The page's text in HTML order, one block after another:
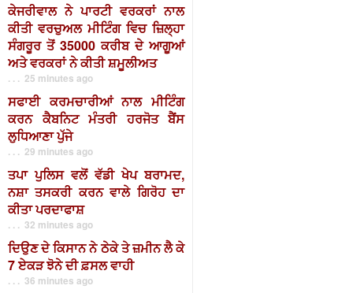
ਕੇਜਰੀਵਾਲ ਨੇ ਪਾਰਟੀ ਵਰਕਰਾਂ ਨਾਲ
ਕੀਤੀ ਵਰਚੁਅਲ ਮੀਟਿੰਗ ਵਿਚ ਜ਼ਿਲ੍ਹਾ
ਸੰਗਰੂਰ ਤੋਂ 35000 ਕਰੀਬ ਦੇ ਆਗੂਆਂ
ਅਤੇ ਵਰਕਰਾਂ ਨੇ ਕੀਤੀ ਸ਼ਮੂਲੀਅਤ
. . . 25 minutes ago
ਸਫਾਈ ਕਰਮਚਾਰੀਆਂ ਨਾਲ ਮੀਟਿੰਗ
ਕਰਨ ਕੈਬਨਿਟ ਮੰਤਰੀ ਹਰਜੋਤ ਬੈਂਸ
ਲੁਧਿਆਣਾ ਪੁੱਜੇ
. . . 29 minutes ago
ਤਪਾ ਪੁਲਿਸ ਵਲੋਂ ਵੱਡੀ ਖੇਪ ਬਰਾਮਦ,
ਨਸ਼ਾ ਤਸਕਰੀ ਕਰਨ ਵਾਲੇ ਗਿਰੋਹ ਦਾ
ਕੀਤਾ ਪਰਦਾਫਾਸ਼
. . . 32 minutes ago
ਦਿਉਣ ਦੇ ਕਿਸਾਨ ਨੇ ਠੇਕੇ ਤੇ ਜ਼ਮੀਨ ਲੈ ਕੇ
7 ਏਕੜ ਝੋਨੇ ਦੀ ਫ਼ਸਲ ਵਾਹੀ
. . . 36 minutes ago